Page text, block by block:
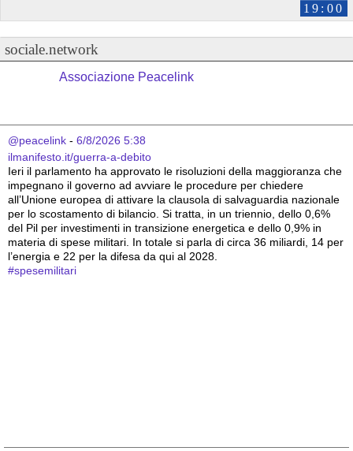
19:00
sociale.network
Associazione Peacelink
@peacelink - 6/8/2026 5:38
ilmanifesto.it/guerra-a-debito
Ieri il parlamento ha approvato le risoluzioni della maggioranza che
impegnano il governo ad avviare le procedure per chiedere
all’Unione europea di attivare la clausola di salvaguardia nazionale
per lo scostamento di bilancio. Si tratta, in un triennio, dello 0,6%
del Pil per investimenti in transizione energetica e dello 0,9% in
materia di spese militari. In totale si parla di circa 36 miliardi, 14 per
l’energia e 22 per la difesa da qui al 2028.
#spesemilitari